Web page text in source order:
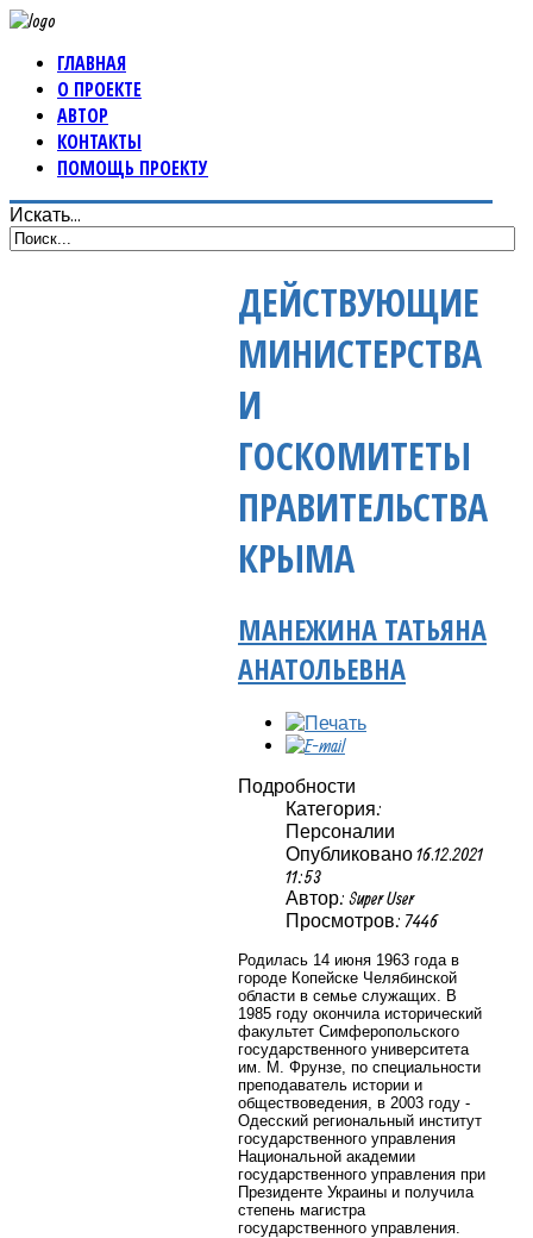
ГЛАВНАЯ
О ПРОЕКТЕ
АВТОР
КОНТАКТЫ
ПОМОЩЬ ПРОЕКТУ
Искать...
ДЕЙСТВУЮЩИЕ
МИНИСТЕРСТВА
И
ГОСКОМИТЕТЫ
ПРАВИТЕЛЬСТВА
КРЫМА
МАНЕЖИНА ТАТЬЯНА
АНАТОЛЬЕВНА
Подробности
Категория:
Персоналии
Опубликовано 16.12.2021
11:53
Автор: Super User
Просмотров: 7446
Родилась 14 июня 1963 года в
городе Копейске Челябинской
области в семье служащих. В
1985 году окончила исторический
факультет Симферопольского
государственного университета
им. М. Фрунзе, по специальности
преподаватель истории и
обществоведения, в 2003 году -
Одесский региональный институт
государственного управления
Национальной академии
государственного управления при
Президенте Украины и получила
степень магистра
государственного управления.